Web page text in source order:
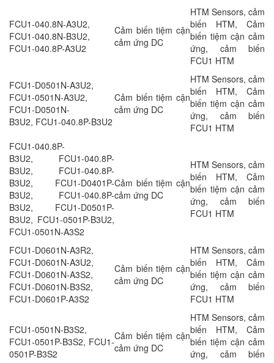
FCU1-040.8N-A3U2,
FCU1-040.8N-B3U2,
FCU1-040.8P-A3U2
Cảm biến tiệm cận
cảm ứng DC
HTM Sensors, cảm
biến HTM, Cảm
biến tiệm cận cảm
ứng, cảm biến
FCU1 HTM
FCU1-D0501N-A3U2,
FCU1-0501N-A3U2,
FCU1-D0501N-
B3U2, FCU1-040.8P-B3U2
Cảm biến tiệm cận
cảm ứng DC
HTM Sensors, cảm
biến HTM, Cảm
biến tiệm cận cảm
ứng, cảm biến
FCU1 HTM
FCU1-040.8P-
B3U2, FCU1-040.8P-
B3U2, FCU1-040.8P-
B3U2, FCU1-D0401P-
B3U2, FCU1-040.8P-
B3U2, FCU1-D0501P-
B3U2, FCU1-0501P-B3U2,
FCU1-0501N-A3S2
Cảm biến tiệm cận
cảm ứng DC
HTM Sensors, cảm
biến HTM, Cảm
biến tiệm cận cảm
ứng, cảm biến
FCU1 HTM
FCU1-D0601N-A3R2,
FCU1-D0601N-A3U2,
FCU1-D0601N-A3S2,
FCU1-D0601N-B3S2,
FCU1-D0601P-A3S2
Cảm biến tiệm cận
cảm ứng DC
HTM Sensors, cảm
biến HTM, Cảm
biến tiệm cận cảm
ứng, cảm biến
FCU1 HTM
FCU1-0501N-B3S2,
FCU1-0501P-B3S2, FCU1-
0501P-B3S2
Cảm biến tiệm cận
cảm ứng DC
HTM Sensors, cảm
biến HTM, Cảm
biến tiệm cận cảm
ứng, cảm biến